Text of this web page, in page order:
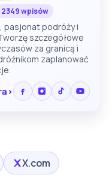
2349 wpisów
pasjonat podróży i
szczegółowe
za granicą i
zaplanować
X.com